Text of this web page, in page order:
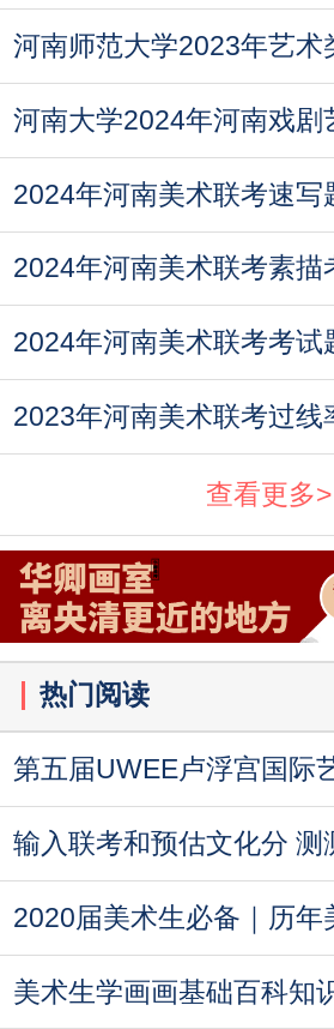
2024年河南美术联考速写
2024年河南美术联考素描
2024年河南美术联考考试
2023年河南美术联考过线
查看更多>
热门阅读
输入联考和预估文化分 测
美术生学画画基础百科知